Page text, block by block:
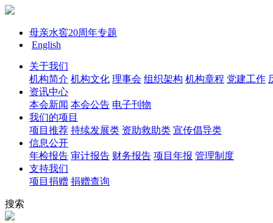
母亲水窖20周年专题
English
关于我们
机构简介 机构文化 理事会 组织架构 机构章程 党建工作
资讯中心
本会新闻 本会公告 电子刊物
我们的项目
项目推荐 持续发展类 资助救助类 宣传倡导类
信息公开
年检报告 审计报告 财务报告 项目年报 管理制度
支持我们
项目捐赠 捐赠查询
搜索